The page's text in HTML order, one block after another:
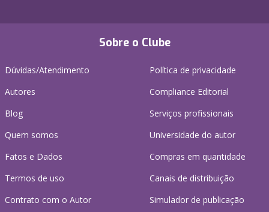
Sobre o Clube
Dúvidas/Atendimento
Autores
Blog
Quem somos
Fatos e Dados
Termos de uso
Contrato com o Autor
Política de privacidade
Compliance Editorial
Serviços profissionais
Universidade do autor
Compras em quantidade
Canais de distribuição
Simulador de publicação